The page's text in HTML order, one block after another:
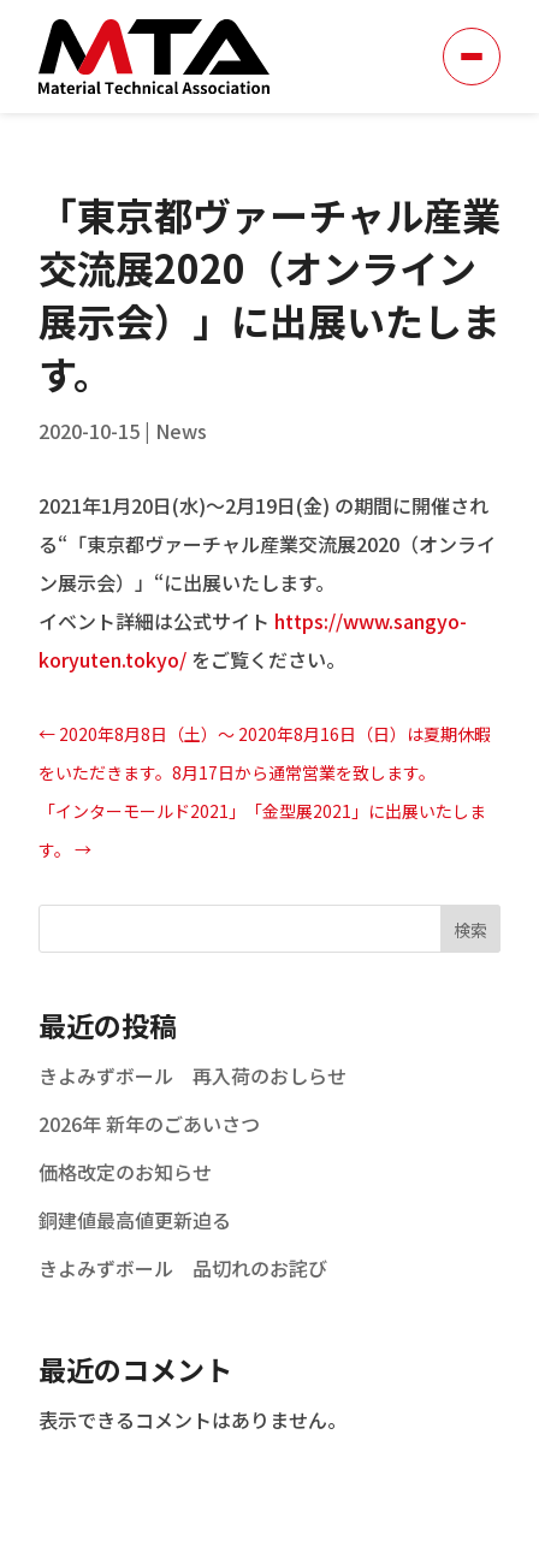
「東京都ヴァーチャル産業
交流展2020（オンライン
展示会）」に出展いたしま
す。
2020-10-15 | News
2021年1月20日(水)〜2月19日(金) の期間に開催され
る“「東京都ヴァーチャル産業交流展2020（オンライ
ン展示会）」“に出展いたします。
イベント詳細は公式サイト https://www.sangyo-
koryuten.tokyo/ をご覧ください。
← 2020年8月8日（土）～ 2020年8月16日（日）は夏期休暇
をいただきます。8月17日から通常営業を致します。
「インターモールド2021」「金型展2021」に出展いたしま
す。 →
検索
最近の投稿
きよみずボール 再入荷のおしらせ
2026年 新年のごあいさつ
価格改定のお知らせ
銅建値最高値更新迫る
きよみずボール 品切れのお詫び
最近のコメント
表示できるコメントはありません。